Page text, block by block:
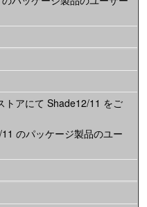
トアにて Shade12/11 をご
のパッケージ製品のユー